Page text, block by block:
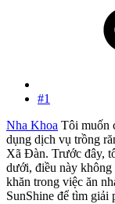
#1
Nha Khoa Tôi muốn
dụng dịch vụ trồng
Xã Đàn. Trước đây,
dưới, điều này không
khăn trong việc ăn
SunShine để tìm giải